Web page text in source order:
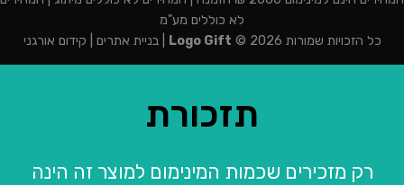
לא כוללים מע"מ
כל הזכויות שמורות 2026 ©
Logo Gift
|בניית אתרים קידום אורגני
תזכורת
רק מזכירים שכמות המינימום למוצר זה הינה